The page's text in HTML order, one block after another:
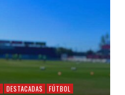
DESTACADAS FÚTBOL